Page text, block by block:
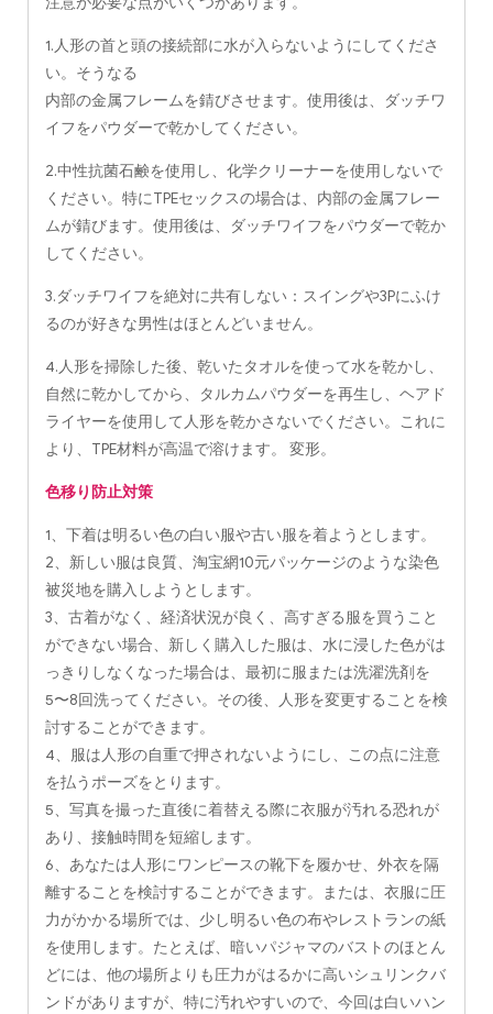
1.人形の首と頭の接続部に水が入らないようにしてくださ
い。そうなる
内部の金属フレームを錆びさせます。使用後は、ダッチワ
イフをパウダーで乾かしてください。
2.中性抗菌石鹸を使用し、化学クリーナーを使用しないで
ください。特にTPEセックスの場合は、内部の金属フレー
ムが錆びます。使用後は、ダッチワイフをパウダーで乾か
してください。
3.ダッチワイフを絶対に共有しない：スイングや3Pにふけ
るのが好きな男性はほとんどいません。
4.人形を掃除した後、乾いたタオルを使って水を乾かし、
自然に乾かしてから、タルカムパウダーを再生し、ヘアド
ライヤーを使用して人形を乾かさないでください。これに
より、TPE材料が高温で溶けます。 変形。
色移り防止対策
1、下着は明るい色の白い服や古い服を着ようとします。
2、新しい服は良質、淘宝網10元パッケージのような染色
被災地を購入しようとします。
3、古着がなく、経済状況が良く、高すぎる服を買うこと
ができない場合、新しく購入した服は、水に浸した色がは
っきりしなくなった場合は、最初に服または洗濯洗剤を
5〜8回洗ってください。その後、人形を変更することを検
討することができます。
4、服は人形の自重で押されないようにし、この点に注意
を払うポーズをとります。
5、写真を撮った直後に着替える際に衣服が汚れる恐れが
あり、接触時間を短縮します。
6、あなたは人形にワンピースの靴下を履かせ、外衣を隔
離することを検討することができます。または、衣服に圧
力がかかる場所では、少し明るい色の布やレストランの紙
を使用します。たとえば、暗いパジャマのバストのほとん
どには、他の場所よりも圧力がはるかに高いシュリンクバ
ンドがありますが、特に汚れやすいので、今回は白いハン